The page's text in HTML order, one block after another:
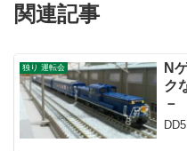
関連記事
独り 運転会
N
ク
－